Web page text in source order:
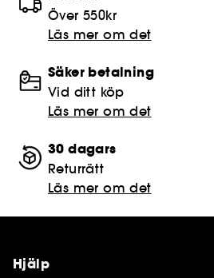
Över 550kr
Läs mer om det
Säker betalning
Vid ditt köp
Läs mer om det
30 dagars
Returrätt
Läs mer om det
Hjälp